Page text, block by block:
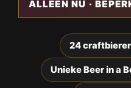
ALLEEN NU ·
24
Unieke Beer in a